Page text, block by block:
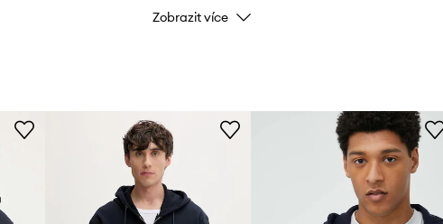
Barva
ID produktu
Zobrazit více